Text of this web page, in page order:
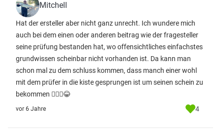
Mitchell
Hat der ersteller aber nicht ganz unrecht. Ich wundere mich
auch bei dem einen oder anderen beitrag wie der fragesteller
seine prüfung bestanden hat, wo offensichtliches einfachstes
grundwissen scheinbar nicht vorhanden ist. Da kann man
schon mal zu dem schluss kommen, dass manch einer wohl
mit dem prüfer in die kiste gesprungen ist um seinen schein zu
bekommen 🤷🏻‍♂️😂
vor 6 Jahre 4